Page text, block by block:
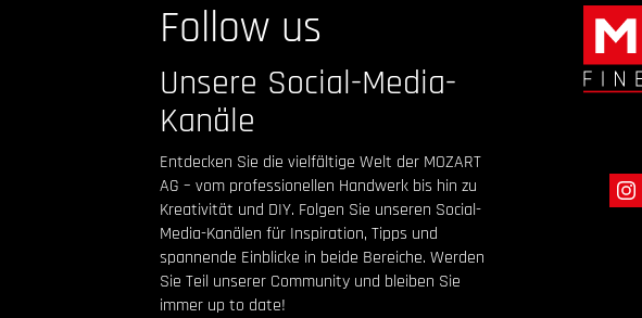
Follow us
Unsere Social-Media-
Kanäle
Entdecken Sie die vielfältige Welt der MOZART
AG – vom professionellen Handwerk bis hin zu
Kreativität und DIY. Folgen Sie unseren Social-
Media-Kanälen für Inspiration, Tipps und
spannende Einblicke in beide Bereiche. Werden
Sie Teil unserer Community und bleiben Sie
immer up to date!